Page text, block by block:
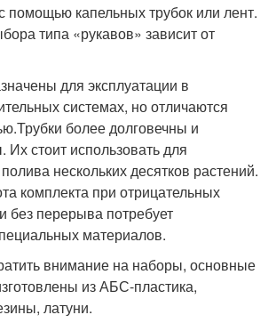
помощью капельных трубок или лент.
типа «рукавов» зависит от
для эксплуатации в
системах, но отличаются
более долговечны и
Их стоит использовать для
нескольких десятков растений.
комплекта при отрицательных
без перерыва потребует
материалов.
внимание на наборы, основные
из АБС-пластика,
латуни.